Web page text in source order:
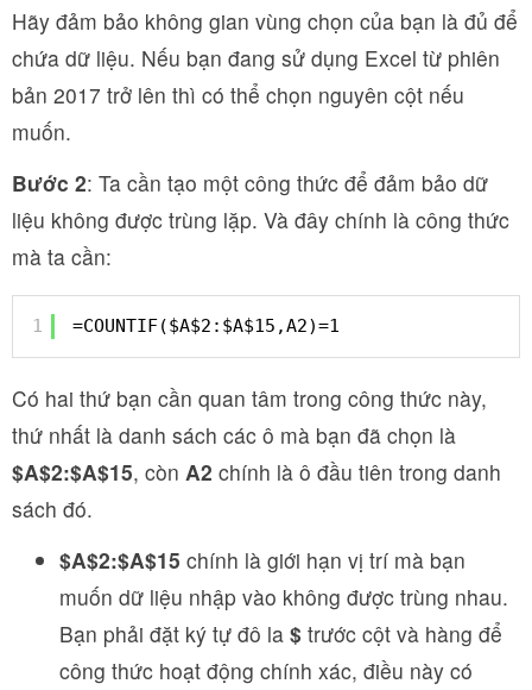
Hãy đảm bảo không gian vùng chọn của bạn là đủ để
chứa dữ liệu. Nếu bạn đang sử dụng Excel từ phiên
bản 2017 trở lên thì có thể chọn nguyên cột nếu
muốn.
Bước 2: Ta cần tạo một công thức để đảm bảo dữ
liệu không được trùng lặp. Và đây chính là công thức
mà ta cần:
1 =COUNTIF($A$2:$A$15,A2)=1
Có hai thứ bạn cần quan tâm trong công thức này,
thứ nhất là danh sách các ô mà bạn đã chọn là
$A$2:$A$15, còn A2 chính là ô đầu tiên trong danh
sách đó.
$A$2:$A$15 chính là giới hạn vị trí mà bạn
muốn dữ liệu nhập vào không được trùng nhau.
Bạn phải đặt ký tự đô la $ trước cột và hàng để
công thức hoạt động chính xác, điều này có